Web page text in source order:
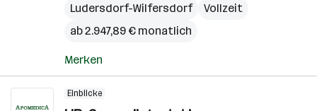
Ludersdorf-Wilfersdorf
Vollzeit
ab 2.947,89 € monatlich
Merken
Einblicke